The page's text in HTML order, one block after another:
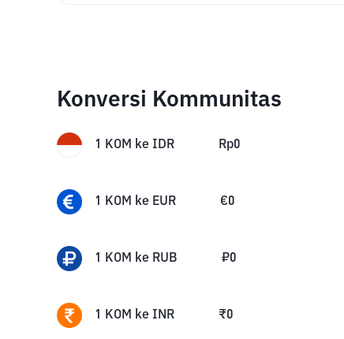
Konversi Kommunitas
1 KOM ke IDR Rp0
1 KOM ke EUR €0
1 KOM ke RUB ₽0
1 KOM ke INR ₹0